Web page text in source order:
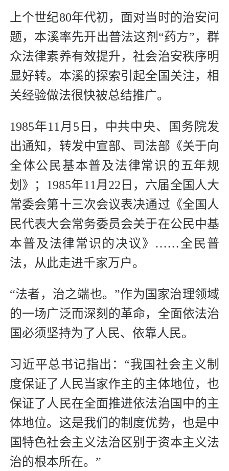
上个世纪80年代初，面对当时的治安问
题，本溪率先开出普法这剂“药方”，群
众法律素养有效提升，社会治安秩序明
显好转。本溪的探索引起全国关注，相
关经验做法很快被总结推广。
1985年11月5日，中共中央、国务院发
出通知，转发中宣部、司法部《关于向
全体公民基本普及法律常识的五年规
划》；1985年11月22日，六届全国人大
常委会第十三次会议表决通过《全国人
民代表大会常务委员会关于在公民中基
本普及法律常识的决议》……全民普
法，从此走进千家万户。
“法者，治之端也。”作为国家治理领域
的一场广泛而深刻的革命，全面依法治
国必须坚持为了人民、依靠人民。
习近平总书记指出：“我国社会主义制
度保证了人民当家作主的主体地位，也
保证了人民在全面推进依法治国中的主
体地位。这是我们的制度优势，也是中
国特色社会主义法治区别于资本主义法
治的根本所在。”